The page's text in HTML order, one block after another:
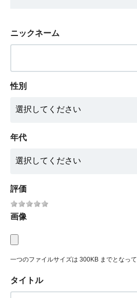
ニックネーム
性別
年代
評価
画像
一つのファイルサイズは 300KB までとなって
タイトル